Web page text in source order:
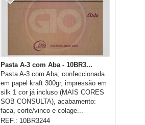
Pasta A-3 com Aba - 10BR3...
Pasta A-3 com Aba, confeccionada
em papel kraft 300gr, impressão em
silk 1 cor já incluso (MAIS CORES
SOB CONSULTA), acabamento:
faca, corte/vinco e colage...
REF.: 10BR3244